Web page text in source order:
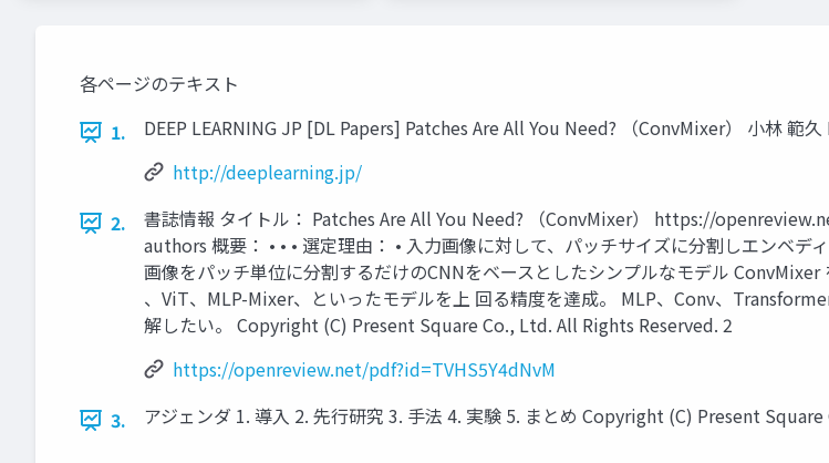
各ページのテキスト
1.
DEEP LEARNING JP [DL Papers] Patches Are All You Need? （ConvMixer） 小林
http://deeplearning.jp/
2.
書誌情報 タイトル： Patches Are All You Need? （ConvMixer） https://
authors 概要： • • • 選定理由： • 入力画像に対して、パッチサイズに分割しエンベ
画像をパッチ単位に分割するだけのCNNをベースとしたシンプルなモデル
、ViT、MLP-Mixer、といったモデルを上 回る精度を達成。 MLP、Conv、
解したい。 Copyright (C) Present Square Co., Ltd. All Rights Reserved. 2
https://openreview.net/pdf?id=TVHS5Y4dNvM
3.
アジェンダ 1. 導入 2. 先行研究 3. 手法 4. 実験 5. まとめ Copyright (C) Present